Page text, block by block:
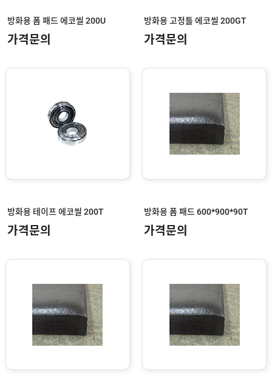
방화용 폼 패드 에코씰 200U
가격문의
방화용 고정틀 에코씰 200GT
가격문의
방화용 테이프 에코씰 200T
가격문의
방화용 폼 패드 600*900*90T
가격문의